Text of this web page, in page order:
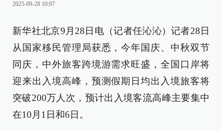
2025-09-28 10:07
新华社北京9月28日电（记者任沁沁）记者28日
从国家移民管理局获悉，今年国庆、中秋双节
同庆，中外旅客跨境游需求旺盛，全国口岸将
迎来出入境高峰，预测假期日均出入境旅客将
突破200万人次，预计出入境客流高峰主要集中
在10月1日和6日。